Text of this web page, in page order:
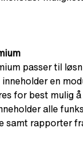
passer til
en
for best mulig
alle
samt rapporter